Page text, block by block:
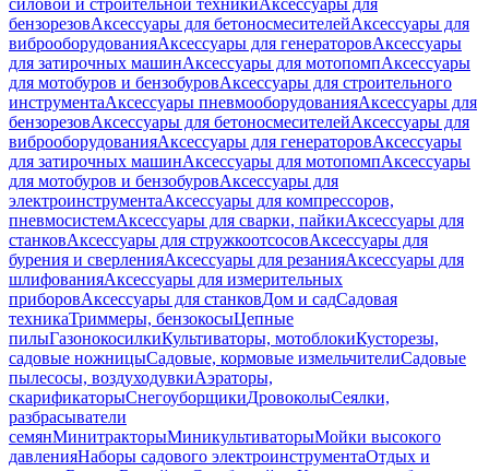
силовой и строительной техникиАксессуары для
бензорезовАксессуары для бетоносмесителейАксессуары для
виброоборудованияАксессуары для генераторовАксессуары
для затирочных машинАксессуары для мотопомпАксессуары
для мотобуров и бензобуровАксессуары для строительного
инструментаАксессуары пневмооборудованияАксессуары для
бензорезовАксессуары для бетоносмесителейАксессуары для
виброоборудованияАксессуары для генераторовАксессуары
для затирочных машинАксессуары для мотопомпАксессуары
для мотобуров и бензобуровАксессуары для
электроинструментаАксессуары для компрессоров,
пневмосистемАксессуары для сварки, пайкиАксессуары для
станковАксессуары для стружкоотсосовАксессуары для
бурения и сверленияАксессуары для резанияАксессуары для
шлифованияАксессуары для измерительных
приборовАксессуары для станковДом и садСадовая
техникаТриммеры, бензокосыЦепные
пилыГазонокосилкиКультиваторы, мотоблокиКусторезы,
садовые ножницыСадовые, кормовые измельчителиСадовые
пылесосы, воздуходувкиАэраторы,
скарификаторыСнегоуборщикиДровоколыСеялки,
разбрасыватели
семянМинитракторыМиникультиваторыМойки высокого
давленияНаборы садового электроинструментаОтдых и